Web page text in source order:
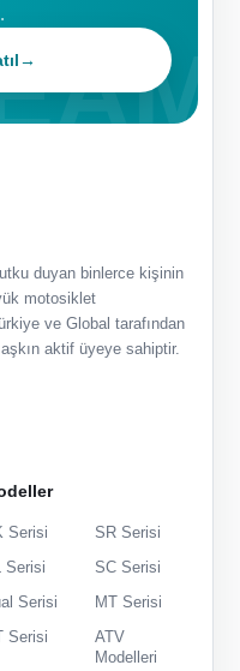
→
duyan binlerce kişinin
motosiklet
ve Global tarafından
aktif üyeye sahiptir.
Serisi
SR Serisi
Serisi
SC Serisi
Serisi
MT Serisi
Serisi
ATV
Modelleri